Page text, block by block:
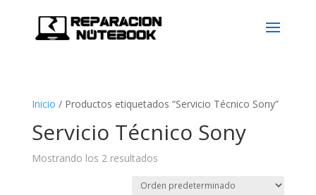
Inicio / Productos etiquetados “Servicio Técnico Sony”
Servicio Técnico Sony
Mostrando los 2 resultados